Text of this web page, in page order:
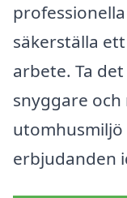
säkerställa
arbete. Ta
snyggare
erbjudanden